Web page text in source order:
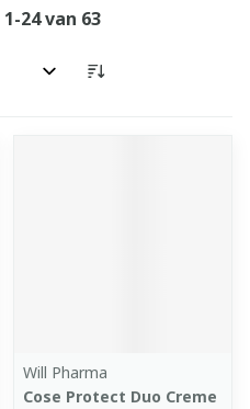
1-24van 63
Will Pharma
Cose Protect Duo Creme